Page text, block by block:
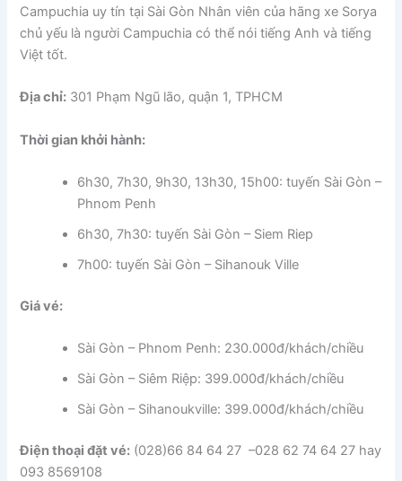
Campuchia uy tín tại Sài Gòn Nhân viên của hãng xe Sorya
chủ yếu là người Campuchia có thể nói tiếng Anh và tiếng
Việt tốt.
Địa chỉ: 301 Phạm Ngũ lão, quận 1, TPHCM
Thời gian khởi hành:
6h30, 7h30, 9h30, 13h30, 15h00: tuyến Sài Gòn –
Phnom Penh
6h30, 7h30: tuyến Sài Gòn – Siem Riep
7h00: tuyến Sài Gòn – Sihanouk Ville
Giá vé:
Sài Gòn – Phnom Penh: 230.000đ/khách/chiều
Sài Gòn – Siêm Riệp: 399.000đ/khách/chiều
Sài Gòn – Sihanoukville: 399.000đ/khách/chiều
Điện thoại đặt vé: (028)66 84 64 27 –028 62 74 64 27 hay
093 8569108